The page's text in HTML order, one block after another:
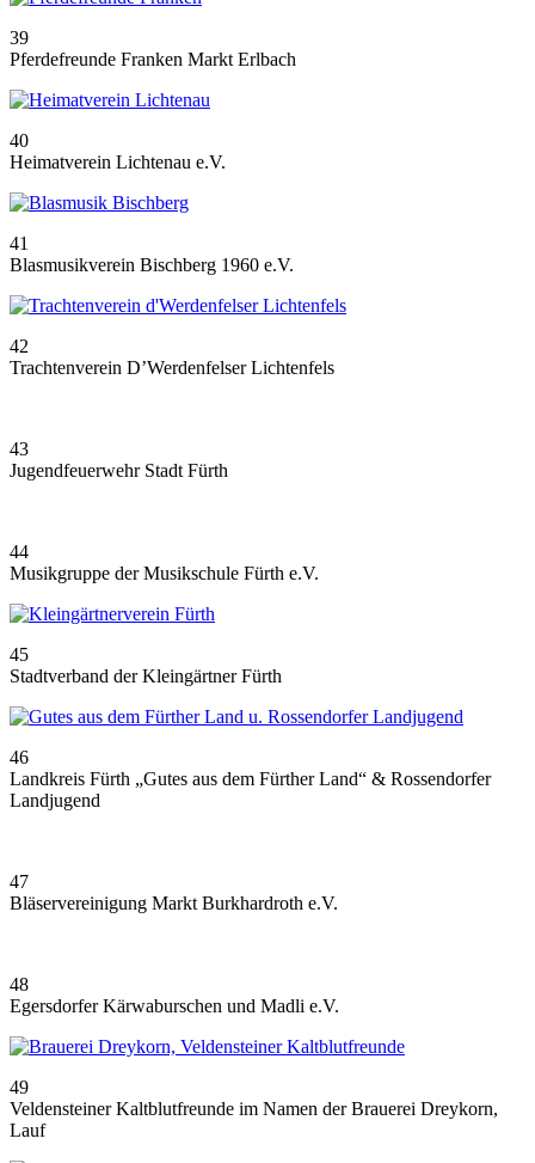
39
Pferdefreunde Franken Markt Erlbach
40
Heimatverein Lichtenau e.V.
41
Blasmusikverein Bischberg 1960 e.V.
42
Trachtenverein D’Werdenfelser Lichtenfels
43
Jugendfeuerwehr Stadt Fürth
44
Musikgruppe der Musikschule Fürth e.V.
45
Stadtverband der Kleingärtner Fürth
46
Landkreis Fürth „Gutes aus dem Fürther Land“ & Rossendorfer
Landjugend
47
Bläservereinigung Markt Burkhardroth e.V.
48
Egersdorfer Kärwaburschen und Madli e.V.
49
Veldensteiner Kaltblutfreunde im Namen der Brauerei Dreykorn,
Lauf